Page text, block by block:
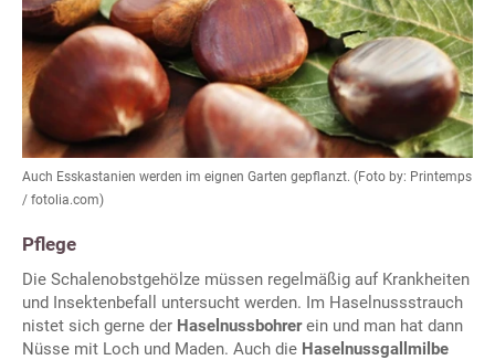
Auch Esskastanien werden im eignen Garten gepflanzt. (Foto by: Printemps
/ fotolia.com)
Pflege
Die Schalenobstgehölze müssen regelmäßig auf Krankheiten
und Insektenbefall untersucht werden. Im Haselnussstrauch
nistet sich gerne der Haselnussbohrerein und man hat dann
Nüsse mit Loch und Maden. Auch die Haselnussgallmilbe